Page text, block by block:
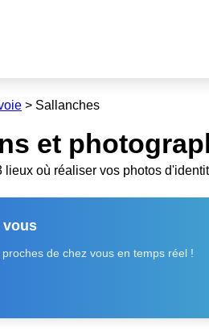
> Sallanches
et
lieux où réaliser vos photos
vous
de chez vous en temps réel !